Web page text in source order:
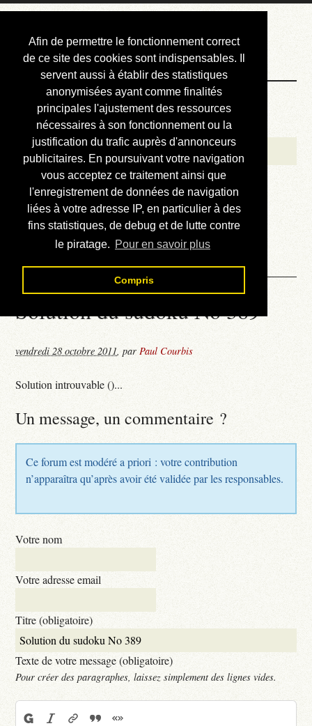
Afin de permettre le fonctionnement correct
de ce site des cookies sont indispensables. Il
servent aussi à établir des statistiques
anonymisées ayant comme finalités
principales l'ajustement des ressources
nécessaires à son fonctionnement ou la
justification du trafic auprès d'annonceurs
publicitaires. En poursuivant votre navigation
vous acceptez ce traitement ainsi que
l'enregistrement de données de navigation
liées à votre adresse IP, en particulier à des
fins statistiques, de debug et de lutte contre
le piratage. Pour en savoir plus
Compris
Courbis, « LE »
Blog Officiel
Bienvenue
Réalisations
Divers (et d’été)
Annonces
Liens externes
Téléchargement
Contact
Solution du sudoku No 389
vendredi 28 octobre 2011,parPaul Courbis
Solution introuvable ()...
Un message, un commentaire ?
Ce forum est modéré a priori : votre contribution
n’apparaîtra qu’après avoir été validée par les responsables.
Votre nom
Votre adresse email
Titre (obligatoire)
Texte de votre message (obligatoire)
Pour créer des paragraphes, laissez simplement des lignes vides.